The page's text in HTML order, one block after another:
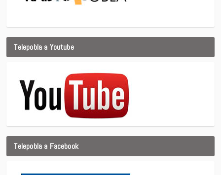
Telepobla a Youtube
Telepobla a Facebook